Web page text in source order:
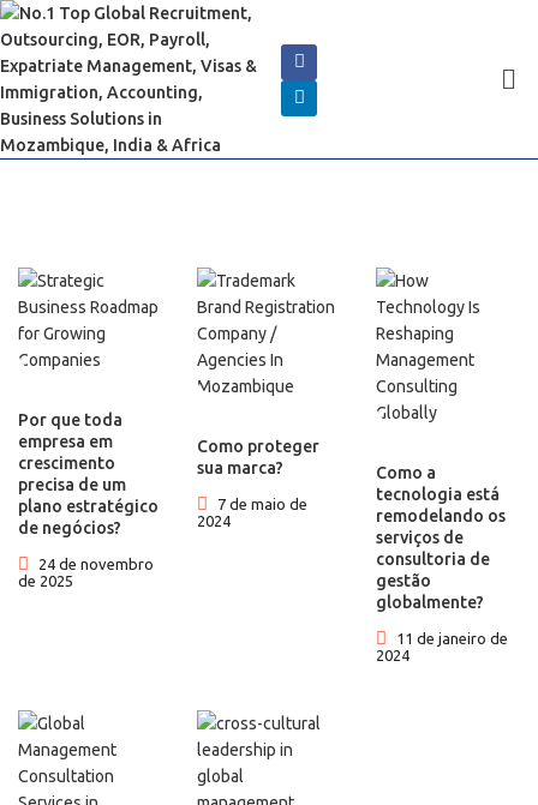
Por que toda
empresa em
crescimento
precisa de um
plano estratégico
de negócios?
24 de novembro
de 2025
Como proteger
sua marca?
7 de maio de
2024
Como a
tecnologia está
remodelando os
serviços de
consultoria de
gestão
globalmente?
11 de janeiro de
2024